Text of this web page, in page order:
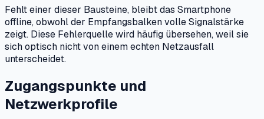
Fehlt einer dieser Bausteine, bleibt das Smartphone
offline, obwohl der Empfangsbalken volle Signalstärke
zeigt. Diese Fehlerquelle wird häufig übersehen, weil sie
sich optisch nicht von einem echten Netzausfall
unterscheidet.
Zugangspunkte und
Netzwerkprofile